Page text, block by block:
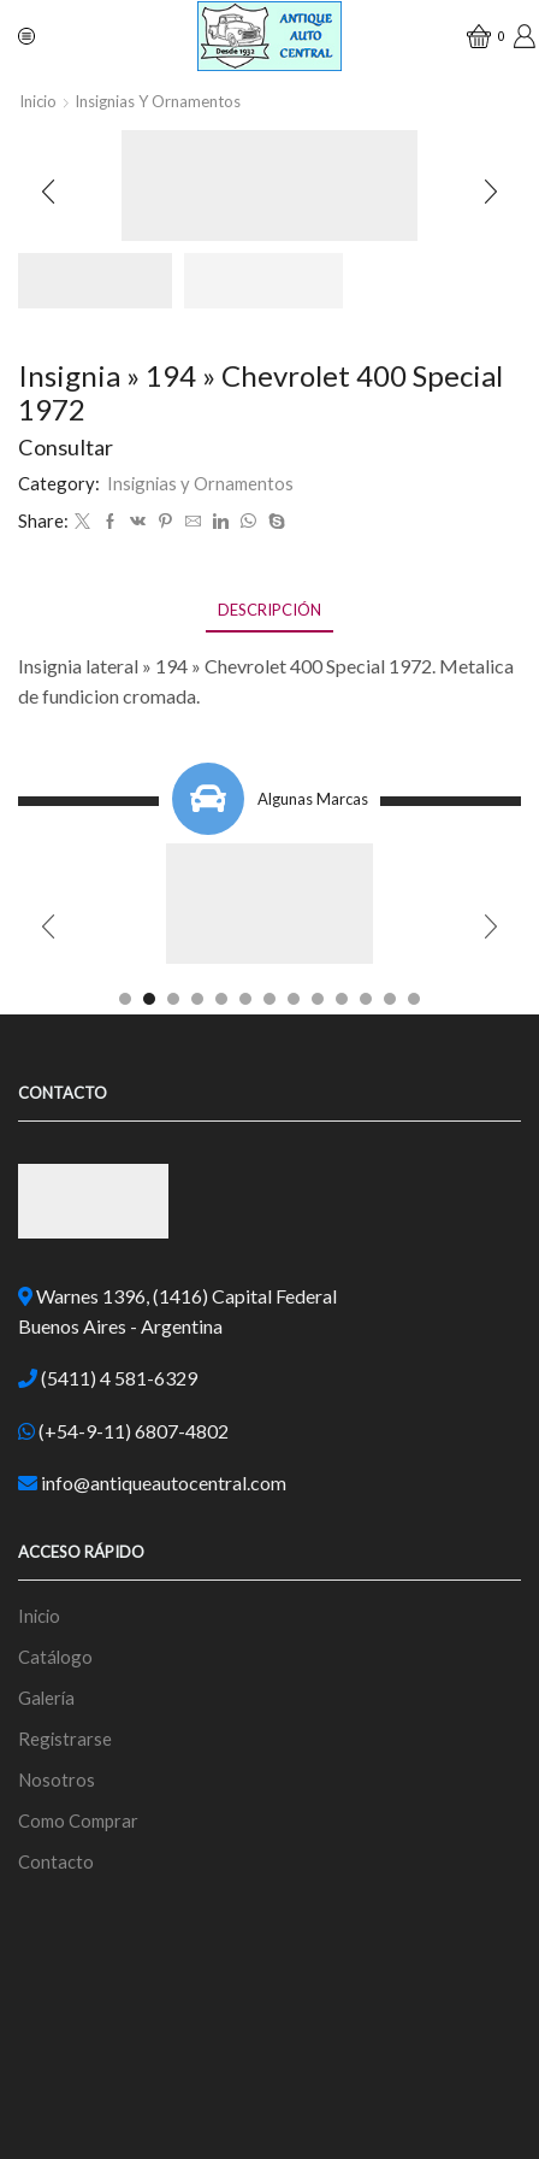
0
Inicio Insignias Y Ornamentos
Insignia » 194 » Chevrolet 400 Special
1972
Consultar
Category: Insignias y Ornamentos
Share:
DESCRIPCIÓN
Insignia lateral » 194 » Chevrolet 400 Special 1972. Metalica
de fundicion cromada.
Algunas Marcas
CONTACTO
Warnes 1396, (1416) Capital Federal
Buenos Aires - Argentina
(5411) 4 581-6329
(+54-9-11) 6807-4802
info@antiqueautocentral.com
ACCESO RÁPIDO
Inicio
Catálogo
Galería
Registrarse
Nosotros
Como Comprar
Contacto